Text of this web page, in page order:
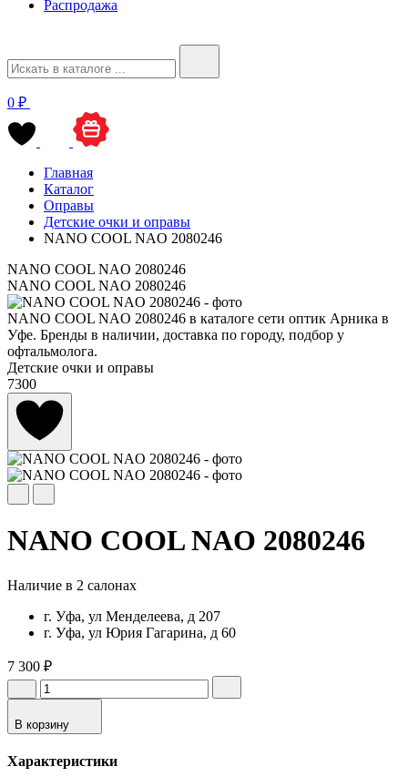
Распродажа
0 ₽
Главная
Каталог
Оправы
Детские очки и оправы
NANO COOL NAO 2080246
NANO COOL NAO 2080246
NANO COOL NAO 2080246
NANO COOL NAO 2080246 в каталоге сети оптик Арника в
Уфе. Бренды в наличии, доставка по городу, подбор у
офтальмолога.
Детские очки и оправы
7300
NANO COOL NAO 2080246
Наличие в 2 салонах
г. Уфа, ул Менделеева, д 207
г. Уфа, ул Юрия Гагарина, д 60
7 300 ₽
В корзину
Характеристики